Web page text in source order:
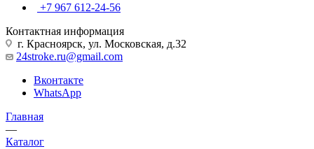
+7 967 612-24-56
Контактная информация
г. Красноярск, ул. Московская, д.32
24stroke.ru@gmail.com
Вконтакте
WhatsApp
Главная
—
Каталог